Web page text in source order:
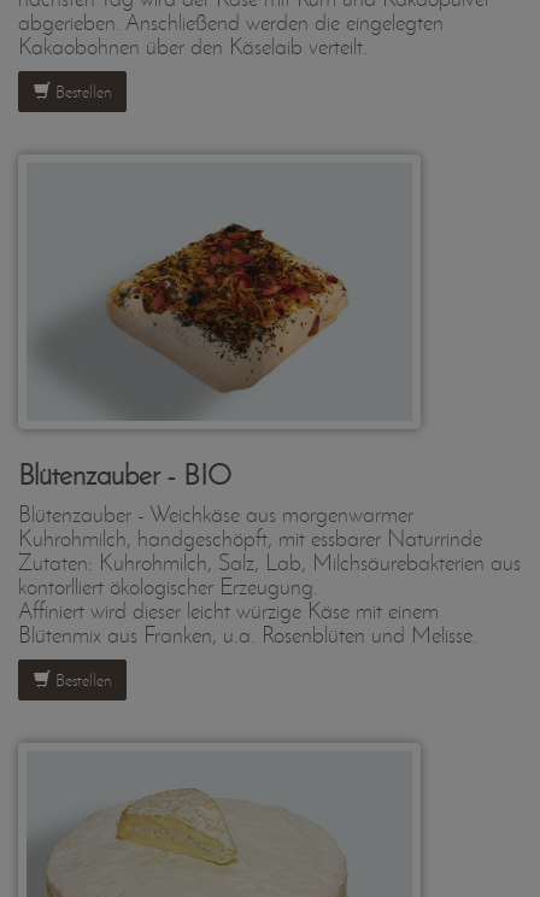
abgerieben. Anschließend werden die eingelegten
Kakaobohnen über den Käselaib verteilt.
Bestellen
Blütenzauber - BIO
Blütenzauber - Weichkäse aus morgenwarmer
Kuhrohmilch, handgeschöpft, mit essbarer Naturrinde
Zutaten: Kuhrohmilch, Salz, Lab, Milchsäurebakterien aus
kontorlliert ökologischer Erzeugung.
Affiniert wird dieser leicht würzige Käse mit einem
Blütenmix aus Franken, u.a. Rosenblüten und Melisse.
Bestellen